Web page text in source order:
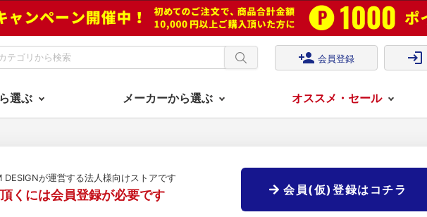
person_add 会員登録 login
選ぶ メーカーから選ぶ オススメ・セール
DESIGNが運営する法人様向けストアです
くには会員登録が必要です 会員(仮)登録はコチラ